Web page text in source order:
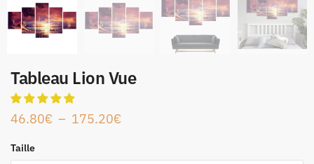
Tableau Lion Vue
46.80€ – 175.20€
Taille